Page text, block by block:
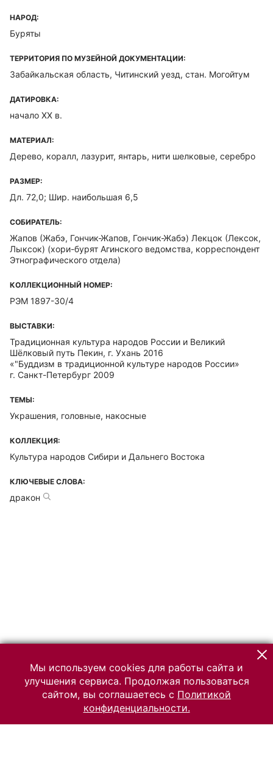
НАРОД:
Буряты
ТЕРРИТОРИЯ ПО МУЗЕЙНОЙ ДОКУМЕНТАЦИИ:
Забайкальская область, Читинский уезд, стан. Могойтум
ДАТИРОВКА:
начало XX в.
МАТЕРИАЛ:
Дерево, коралл, лазурит, янтарь, нити шелковые, серебро
РАЗМЕР:
Дл. 72,0; Шир. наибольшая 6,5
СОБИРАТЕЛЬ:
Жапов (Жабэ, Гончик-Жапов, Гончик-Жабэ) Лекцок (Лексок,
Лыксок) (хори-бурят Агинского ведомства, корреспондент
Этнографического отдела)
КОЛЛЕКЦИОННЫЙ НОМЕР:
РЭМ 1897-30/4
ВЫСТАВКИ:
Традиционная культура народов России и Великий
Шёлковый путь Пекин, г. Ухань 2016
«"Буддизм в традиционной культуре народов России»
г. Санкт-Петербург 2009
ТЕМЫ:
Украшения, головные, накосные
КОЛЛЕКЦИЯ:
Культура народов Сибири и Дальнего Востока
КЛЮЧЕВЫЕ СЛОВА:
дракон
Мы используем cookies для работы сайта и
улучшения сервиса. Продолжая пользоваться
сайтом, вы соглашаетесь с Политикой
конфиденциальности.